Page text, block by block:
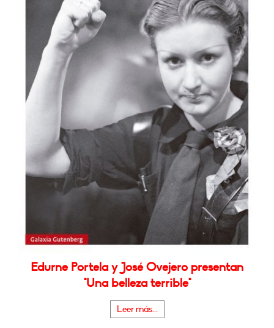
Edurne Portela y José Ovejero presentan
"Una belleza terrible"
Leer más...